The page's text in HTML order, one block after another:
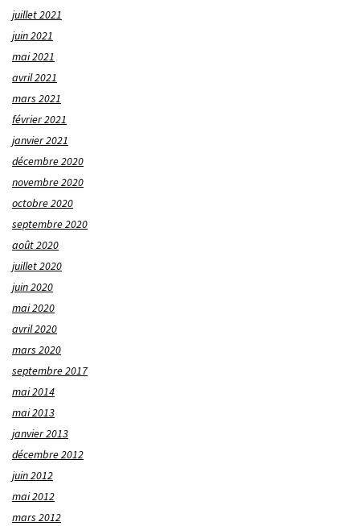
juillet 2021
juin 2021
mai 2021
avril 2021
mars 2021
février 2021
janvier 2021
décembre 2020
novembre 2020
octobre 2020
septembre 2020
août 2020
juillet 2020
juin 2020
mai 2020
avril 2020
mars 2020
septembre 2017
mai 2014
mai 2013
janvier 2013
décembre 2012
juin 2012
mai 2012
mars 2012